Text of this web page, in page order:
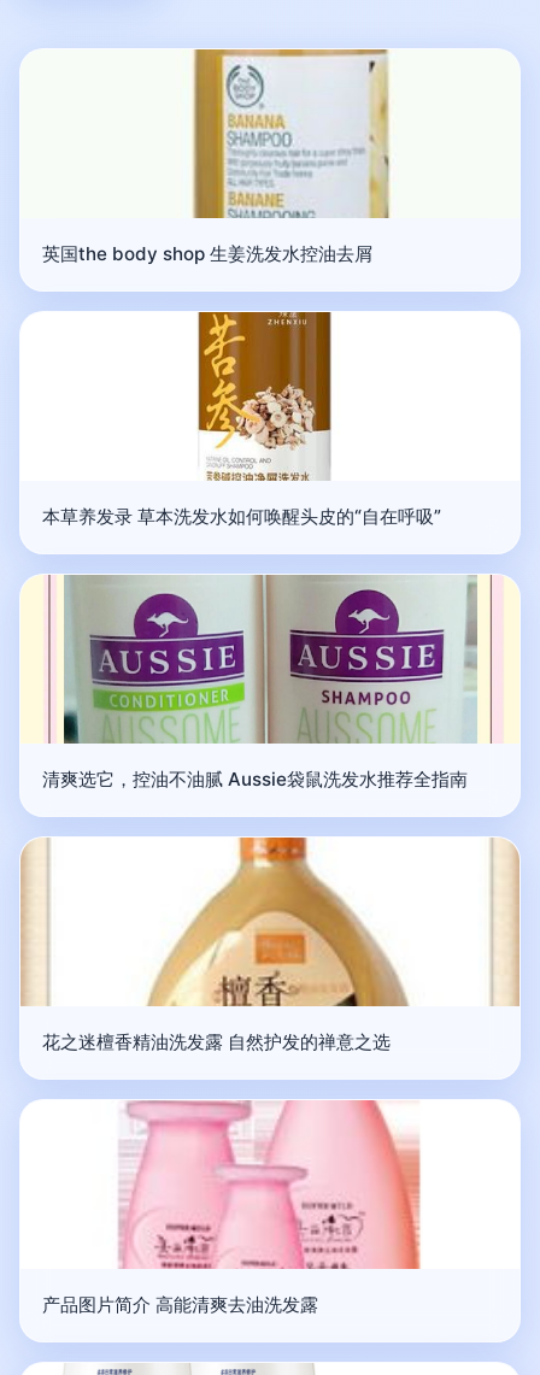
英国the body shop 生姜洗发水控油去屑
本草养发录 草本洗发水如何唤醒头皮的“自在呼吸”
清爽选它，控油不油腻 Aussie袋鼠洗发水推荐全指南
花之迷檀香精油洗发露 自然护发的禅意之选
产品图片简介 高能清爽去油洗发露